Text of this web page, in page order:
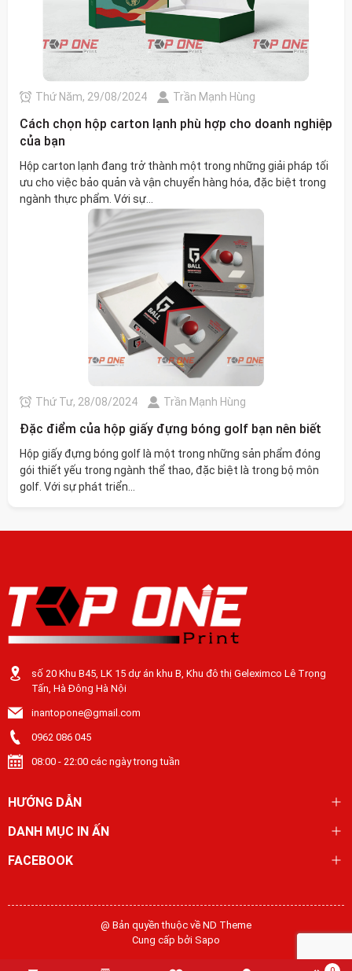
Thứ Năm, 29/08/2024 Trần Mạnh Hùng
Cách chọn hộp carton lạnh phù hợp cho doanh nghiệp
của bạn
Hộp carton lạnh đang trở thành một trong những giải pháp tối
ưu cho việc bảo quản và vận chuyển hàng hóa, đặc biệt trong
ngành thực phẩm. Với sự...
Thứ Tư, 28/08/2024 Trần Mạnh Hùng
Đặc điểm của hộp giấy đựng bóng golf bạn nên biết
Hộp giấy đựng bóng golf là một trong những sản phẩm đóng
gói thiết yếu trong ngành thể thao, đặc biệt là trong bộ môn
golf. Với sự phát triển...
số 20 Khu B45, LK 15 dự án khu B, Khu đô thị Geleximco Lê Trọng
Tấn, Hà Đông Hà Nội
inantopone@gmail.com
0962 086 045
08:00 - 22:00 các ngày trong tuần
HƯỚNG DẪN
DANH MỤC IN ẤN
FACEBOOK
@ Bản quyền thuộc về ND Theme
Cung cấp bởi Sapo